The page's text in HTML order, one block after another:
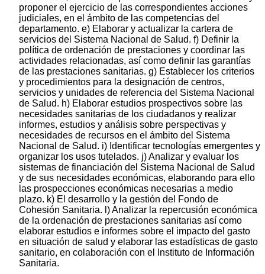
proponer el ejercicio de las correspondientes acciones
judiciales, en el ámbito de las competencias del
departamento. e) Elaborar y actualizar la cartera de
servicios del Sistema Nacional de Salud. f) Definir la
política de ordenación de prestaciones y coordinar las
actividades relacionadas, así como definir las garantías
de las prestaciones sanitarias. g) Establecer los criterios
y procedimientos para la designación de centros,
servicios y unidades de referencia del Sistema Nacional
de Salud. h) Elaborar estudios prospectivos sobre las
necesidades sanitarias de los ciudadanos y realizar
informes, estudios y análisis sobre perspectivas y
necesidades de recursos en el ámbito del Sistema
Nacional de Salud. i) Identificar tecnologías emergentes y
organizar los usos tutelados. j) Analizar y evaluar los
sistemas de financiación del Sistema Nacional de Salud
y de sus necesidades económicas, elaborando para ello
las prospecciones económicas necesarias a medio
plazo. k) El desarrollo y la gestión del Fondo de
Cohesión Sanitaria. l) Analizar la repercusión económica
de la ordenación de prestaciones sanitarias así como
elaborar estudios e informes sobre el impacto del gasto
en situación de salud y elaborar las estadísticas de gasto
sanitario, en colaboración con el Instituto de Información
Sanitaria.